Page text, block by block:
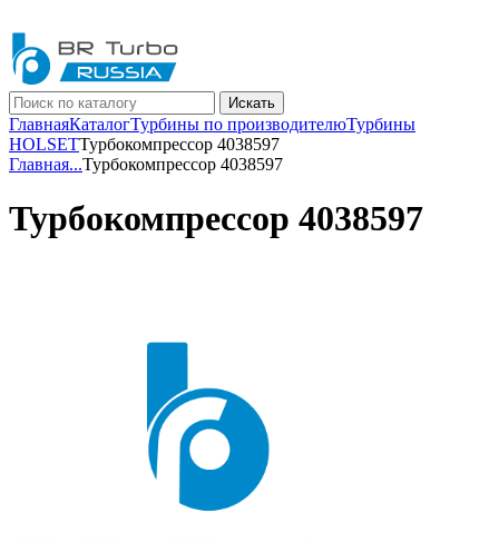
Искать
ГлавнаяКаталогТурбины по производителюТурбины
HOLSETТурбокомпрессор 4038597
Главная...Турбокомпрессор 4038597
Турбокомпрессор 4038597